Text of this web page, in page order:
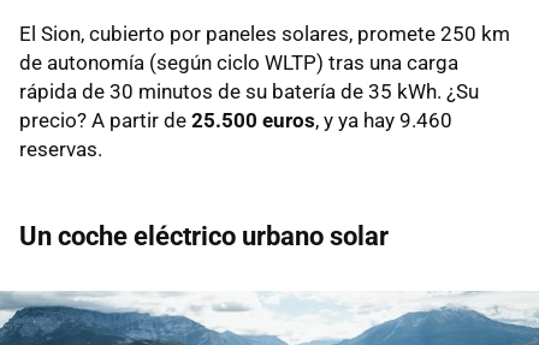
El Sion, cubierto por paneles solares, promete 250 km
de autonomía (según ciclo WLTP) tras una carga
rápida de 30 minutos de su batería de 35 kWh. ¿Su
precio? A partir de 25.500 euros, y ya hay 9.460
reservas.
Un coche eléctrico urbano solar